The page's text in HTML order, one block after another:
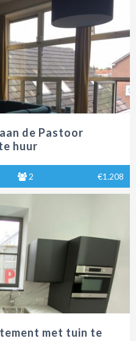
de Pastoor
huur
2 €1.208
met tuin te